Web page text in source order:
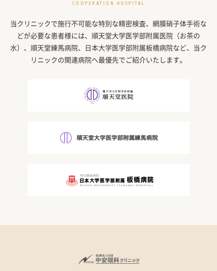
COOPERATION HOSPITAL
当クリニックで施行不可能な特別な精密検査、網膜硝子体手術な
どが必要な患者様には、 順天堂大学医学部附属医院（お茶の
水）、順天堂練馬病院、日本大学医学部附属板橋病院など、当ク
リニックの関連病院へ最優先でご紹介いたします。